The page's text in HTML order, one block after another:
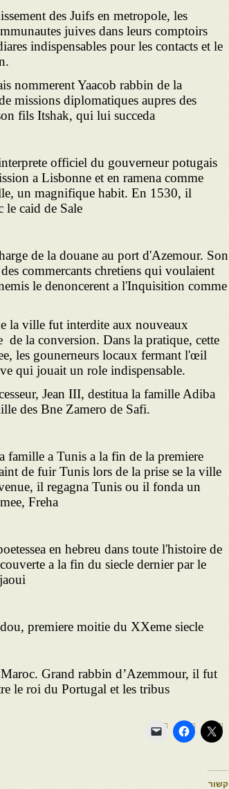
des Juifs en metropole, les
juives dans leurs comptoirs
indispensables pour les contacts et le
nommerent Yaacob rabbin de la
missions diplomatiques aupres des
fils Itshak, qui lui succeda
officiel du gouverneur potugais
a Lisbonne et en ramena comme
un magnifique habit. En 1530, il
le caid de Sale
de la douane au port d'Azemour. Son
commercants chretiens qui voulaient
le denoncerent a l'Inquisition comme
la ville fut interdite aux nouveaux
la conversion. Dans la pratique, cette
les gounerneurs locaux fermant l'œil
qui jouait un role indispensable.
Jean III, destitua la famille Adiba
des Bne Zamero de Safi.
famille a Tunis a la fin de la premiere
de fuir Tunis lors de la prise se la ville
il regagna Tunis ou il fonda un
Freha
en hebreu dans toute l'histoire de
a la fin du siecle dernier par le
premiere moitie du XXeme siecle
Grand rabbin d’Azemmour, il fut
le roi du Portugal et les tribus
קשור